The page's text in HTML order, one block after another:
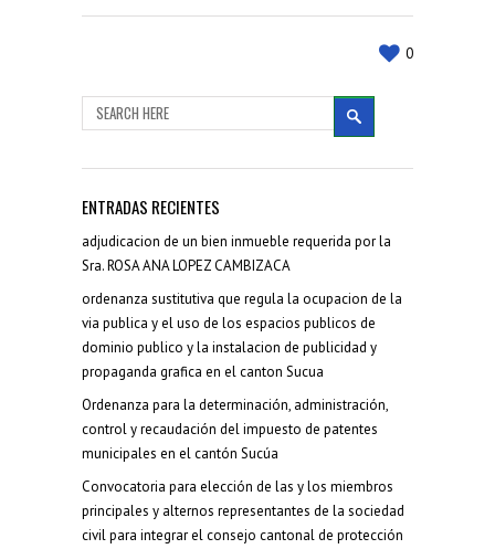
0
ENTRADAS RECIENTES
adjudicacion de un bien inmueble requerida por la
Sra. ROSA ANA LOPEZ CAMBIZACA
ordenanza sustitutiva que regula la ocupacion de la
via publica y el uso de los espacios publicos de
dominio publico y la instalacion de publicidad y
propaganda grafica en el canton Sucua
Ordenanza para la determinación, administración,
control y recaudación del impuesto de patentes
municipales en el cantón Sucúa
Convocatoria para elección de las y los miembros
principales y alternos representantes de la sociedad
civil para integrar el consejo cantonal de protección